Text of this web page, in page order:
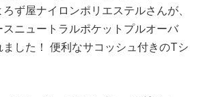
ず屋ナイロンポリエステルさんが、
ニュートラルポケットプルオーバ
した！ 便利なサコッシュ付きのTシ